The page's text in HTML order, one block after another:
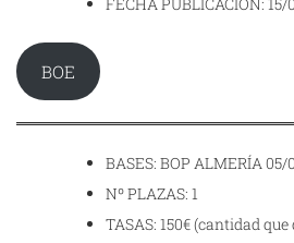
BOE
BASES: BOP ALMERÍA
Nº PLAZAS: 1
TASAS: 150€ (cantidad